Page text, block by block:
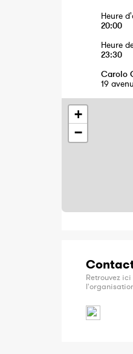
Heure
20:00
Heure
23:30
Carolo
19
+
−
Retrouvez